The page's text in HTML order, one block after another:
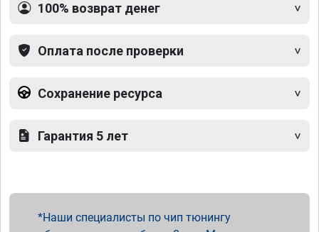
100% возврат денег
Оплата после проверки
Сохранение ресурса
Гарантия 5 лет
Наши специалисты по чип тюнингу